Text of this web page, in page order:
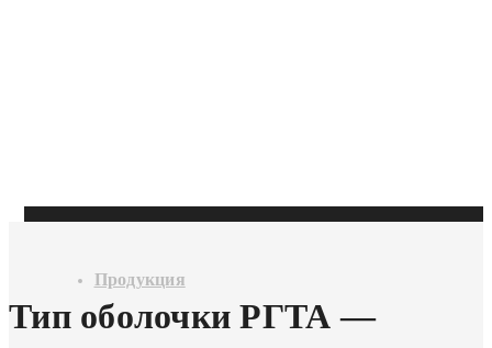
Продукция
Тип оболочки РГТА —